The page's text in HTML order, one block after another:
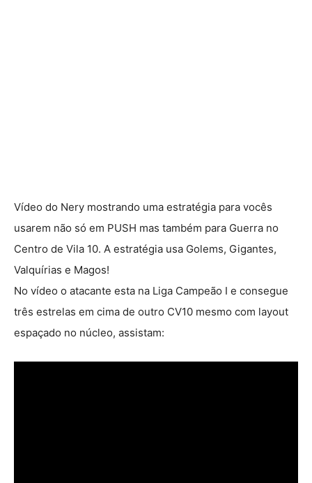
Vídeo do Nery mostrando uma estratégia para vocês
usarem não só em PUSH mas também para Guerra no
Centro de Vila 10. A estratégia usa Golems, Gigantes,
Valquírias e Magos!
No vídeo o atacante esta na Liga Campeão I e consegue
três estrelas em cima de outro CV10 mesmo com layout
espaçado no núcleo, assistam: